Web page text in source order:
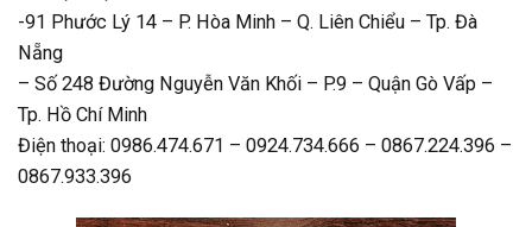
-91 Phước Lý 14 – P. Hòa Minh – Q. Liên Chiểu – Tp. Đà
Nẵng
– Số 248 Đường Nguyễn Văn Khối – P.9 – Quận Gò Vấp –
Tp. Hồ Chí Minh
Điện thoại: 0986.474.671 – 0924.734.666 – 0867.224.396 –
0867.933.396